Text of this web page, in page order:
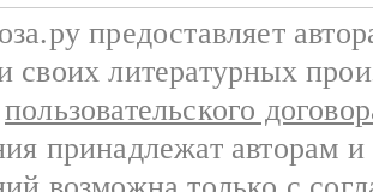
предоставляет
своих литературных
пользовательского
принадлежат авторам